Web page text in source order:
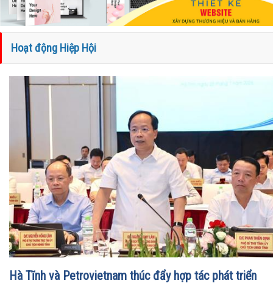
Hoạt động Hiệp Hội
Hà Tĩnh và Petrovietnam thúc đẩy hợp tác phát triển